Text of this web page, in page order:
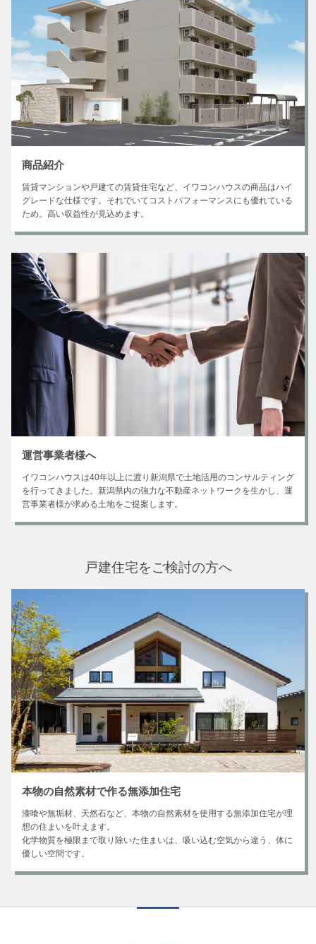
商品紹介
賃貸マンションや戸建ての賃貸住宅など、イワコンハウスの商品はハイ
グレードな仕様です。それでいてコストパフォーマンスにも優れている
ため。高い収益性が見込めます。
運営事業者様へ
イワコンハウスは40年以上に渡り新潟県で土地活用のコンサルティング
を行ってきました。新潟県内の強力な不動産ネットワークを生かし、運
営事業者様が求める土地をご提案します。
戸建住宅をご検討の方へ
本物の自然素材で作る無添加住宅
漆喰や無垢材、天然石など、本物の自然素材を使用する無添加住宅が理
想の住まいを叶えます。
化学物質を極限まで取り除いた住まいは、吸い込む空気から違う、体に
優しい空間です。